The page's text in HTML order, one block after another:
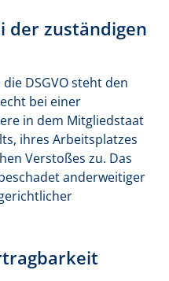
der zuständigen
DSGVO steht den
bei einer
in dem Mitgliedstaat
ihres Arbeitsplatzes
Verstoßes zu. Das
anderweitiger